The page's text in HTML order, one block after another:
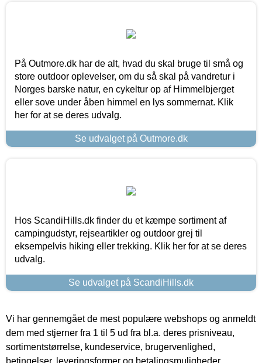
På Outmore.dk har de alt, hvad du skal bruge til små og
store outdoor oplevelser, om du så skal på vandretur i
Norges barske natur, en cykeltur op af Himmelbjerget
eller sove under åben himmel en lys sommernat. Klik
her for at se deres udvalg.
Se udvalget på Outmore.dk
Hos ScandiHills.dk finder du et kæmpe sortiment af
campingudstyr, rejseartikler og outdoor grej til
eksempelvis hiking eller trekking. Klik her for at se deres
udvalg.
Se udvalget på ScandiHills.dk
Vi har gennemgået de mest populære webshops og anmeldt
dem med stjerner fra 1 til 5 ud fra bl.a. deres prisniveau,
sortimentstørrelse, kundeservice, brugervenlighed,
betingelser, leveringsformer og betalingsmuligheder.